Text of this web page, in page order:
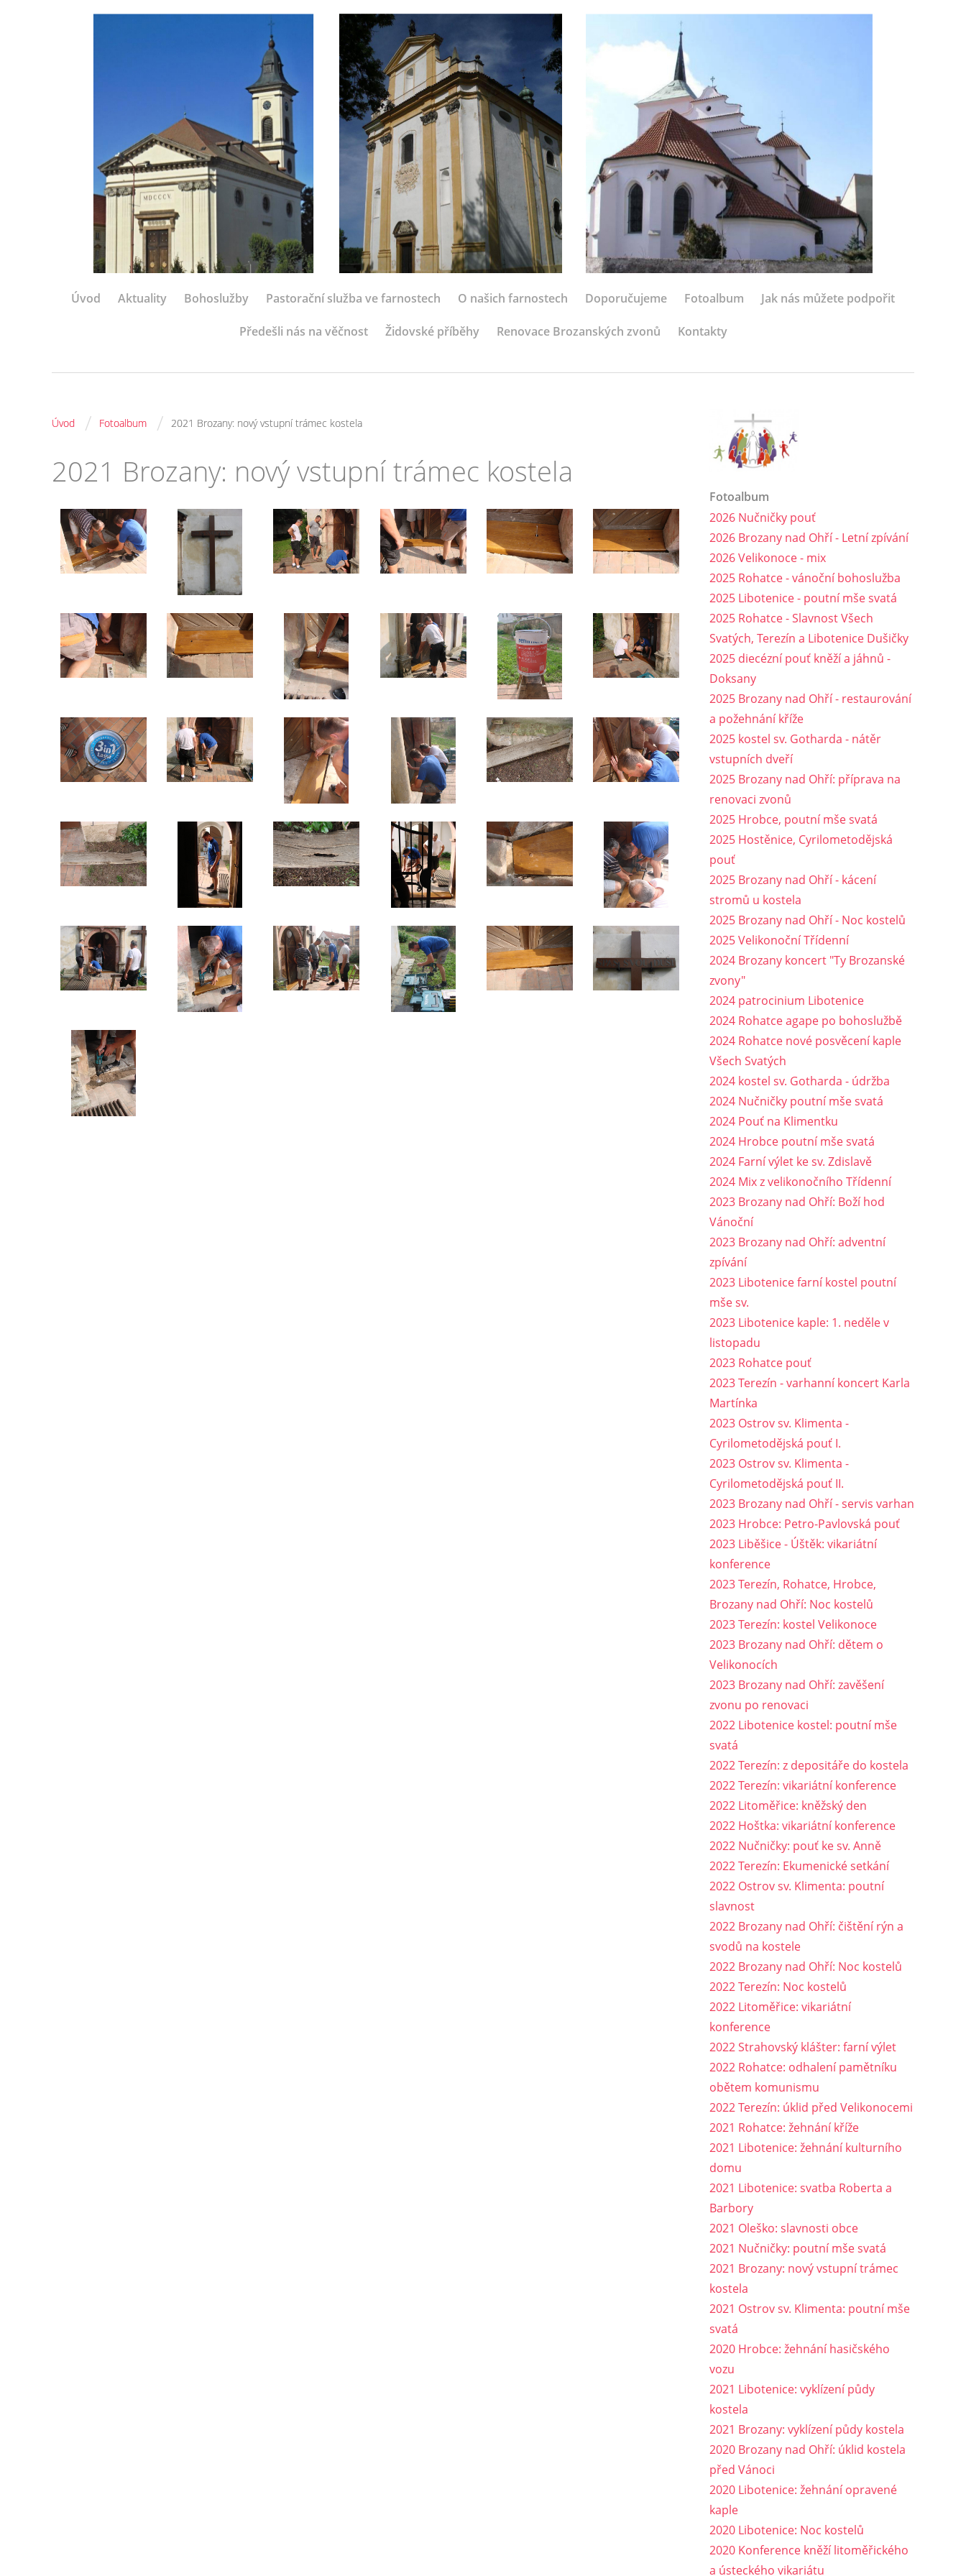
Úvod Aktuality Bohoslužby Pastorační služba ve farnostech O našich farnostech Doporučujeme Fotoalbum Jak nás můžete podpořit
Předešli nás na věčnost Židovské příběhy Renovace Brozanských zvonů Kontakty
Úvod / Fotoalbum / 2021 Brozany: nový vstupní trámec kostela
2021 Brozany: nový vstupní trámec kostela
Fotoalbum
2026 Nučničky pouť
2026 Brozany nad Ohří - Letní zpívání
2026 Velikonoce - mix
2025 Rohatce - vánoční bohoslužba
2025 Libotenice - poutní mše svatá
2025 Rohatce - Slavnost Všech
Svatých, Terezín a Libotenice Dušičky
2025 diecézní pouť kněží a jáhnů -
Doksany
2025 Brozany nad Ohří - restaurování
a požehnání kříže
2025 kostel sv. Gotharda - nátěr
vstupních dveří
2025 Brozany nad Ohří: příprava na
renovaci zvonů
2025 Hrobce, poutní mše svatá
2025 Hostěnice, Cyrilometodějská
pouť
2025 Brozany nad Ohří - kácení
stromů u kostela
2025 Brozany nad Ohří - Noc kostelů
2025 Velikonoční Třídenní
2024 Brozany koncert "Ty Brozanské
zvony"
2024 patrocinium Libotenice
2024 Rohatce agape po bohoslužbě
2024 Rohatce nové posvěcení kaple
Všech Svatých
2024 kostel sv. Gotharda - údržba
2024 Nučničky poutní mše svatá
2024 Pouť na Klimentku
2024 Hrobce poutní mše svatá
2024 Farní výlet ke sv. Zdislavě
2024 Mix z velikonočního Třídenní
2023 Brozany nad Ohří: Boží hod
Vánoční
2023 Brozany nad Ohří: adventní
zpívání
2023 Libotenice farní kostel poutní
mše sv.
2023 Libotenice kaple: 1. neděle v
listopadu
2023 Rohatce pouť
2023 Terezín - varhanní koncert Karla
Martínka
2023 Ostrov sv. Klimenta -
Cyrilometodějská pouť I.
2023 Ostrov sv. Klimenta -
Cyrilometodějská pouť II.
2023 Brozany nad Ohří - servis varhan
2023 Hrobce: Petro-Pavlovská pouť
2023 Liběšice - Úštěk: vikariátní
konference
2023 Terezín, Rohatce, Hrobce,
Brozany nad Ohří: Noc kostelů
2023 Terezín: kostel Velikonoce
2023 Brozany nad Ohří: dětem o
Velikonocích
2023 Brozany nad Ohří: zavěšení
zvonu po renovaci
2022 Libotenice kostel: poutní mše
svatá
2022 Terezín: z depositáře do kostela
2022 Terezín: vikariátní konference
2022 Litoměřice: kněžský den
2022 Hoštka: vikariátní konference
2022 Nučničky: pouť ke sv. Anně
2022 Terezín: Ekumenické setkání
2022 Ostrov sv. Klimenta: poutní
slavnost
2022 Brozany nad Ohří: čištění rýn a
svodů na kostele
2022 Brozany nad Ohří: Noc kostelů
2022 Terezín: Noc kostelů
2022 Litoměřice: vikariátní
konference
2022 Strahovský klášter: farní výlet
2022 Rohatce: odhalení pamětníku
obětem komunismu
2022 Terezín: úklid před Velikonocemi
2021 Rohatce: žehnání kříže
2021 Libotenice: žehnání kulturního
domu
2021 Libotenice: svatba Roberta a
Barbory
2021 Oleško: slavnosti obce
2021 Nučničky: poutní mše svatá
2021 Brozany: nový vstupní trámec
kostela
2021 Ostrov sv. Klimenta: poutní mše
svatá
2020 Hrobce: žehnání hasičského
vozu
2021 Libotenice: vyklízení půdy
kostela
2021 Brozany: vyklízení půdy kostela
2020 Brozany nad Ohří: úklid kostela
před Vánoci
2020 Libotenice: žehnání opravené
kaple
2020 Libotenice: Noc kostelů
2020 Konference kněží litoměřického
a ústeckého vikariátu